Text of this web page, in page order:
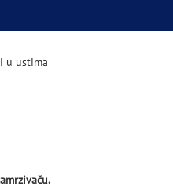
u ustima